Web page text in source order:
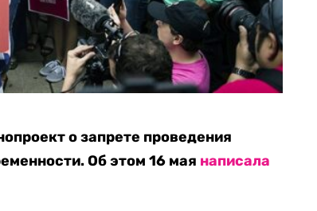
о запрете проведения
Об этом 16 мая написала